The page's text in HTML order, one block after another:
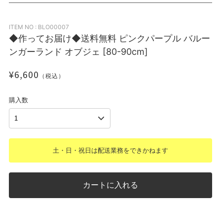
ITEM NO : BLO00007
◆作ってお届け◆送料無料 ピンクパープル バルー
ンガーランド オブジェ [80-90cm]
¥6,600 （税込）
購入数
土・日・祝日は配送業務をできかねます
カートに入れる